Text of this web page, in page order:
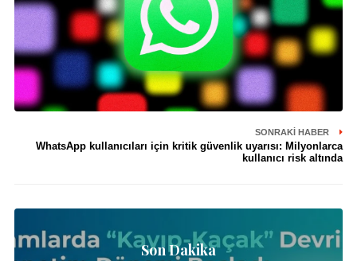
SONRAKI HABER
WhatsApp kullanıcıları için kritik güvenlik uyarısı: Milyonlarca
kullanıcı risk altında
Son Dakika